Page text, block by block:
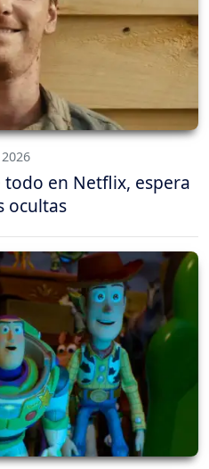
todo en Netflix, espera
ocultas